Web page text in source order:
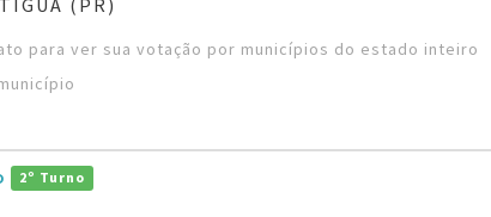
(PR)
para ver sua votação por municípios do estado inteiro
2º Turno